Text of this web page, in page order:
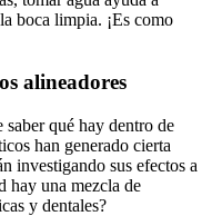
boca limpia. ¡Es como
alineadores
qué hay dentro de
han generado cierta
investigando sus efectos a
hay una mezcla de
y dentales?